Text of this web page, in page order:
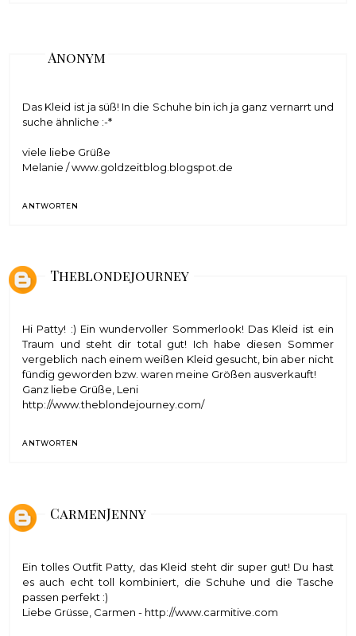
Anonym
Das Kleid ist ja süß! In die Schuhe bin ich ja ganz vernarrt und
suche ähnliche :-*
viele liebe Grüße
Melanie / www.goldzeitblog.blogspot.de
ANTWORTEN
Theblondejourney
Hi Patty! :) Ein wundervoller Sommerlook! Das Kleid ist ein
Traum und steht dir total gut! Ich habe diesen Sommer
vergeblich nach einem weißen Kleid gesucht, bin aber nicht
fündig geworden bzw. waren meine Größen ausverkauft!
Ganz liebe Grüße, Leni
http://www.theblondejourney.com/
ANTWORTEN
CarmenJenny
Ein tolles Outfit Patty, das Kleid steht dir super gut! Du hast
es auch echt toll kombiniert, die Schuhe und die Tasche
passen perfekt :)
Liebe Grüsse, Carmen - http://www.carmitive.com